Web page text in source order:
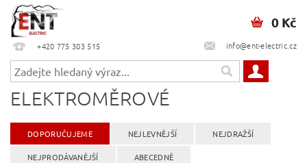
+420 775 303 515 info@ent-electric.cz
0 Kč
ELEKTROMĚROVÉ
DOPORUČUJEME NEJLEVNĚJŠÍ NEJDRAŽŠÍ
NEJPRODÁVANĚJŠÍ ABECEDNĚ